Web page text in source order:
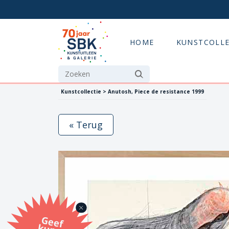
HOME
Kunstcollectie > Anutosh, Piece de resistance 1999
G
eef
u
n
st
a
d
o
m
et
e SB
K
u
n
stb
o
n
« Terug